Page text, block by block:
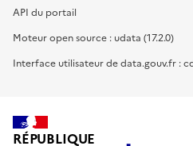
API du portail
Moteur open source : udata (17.2.0)
Interface utilisateur de data.gouv.fr :
RÉPUBLIQUE